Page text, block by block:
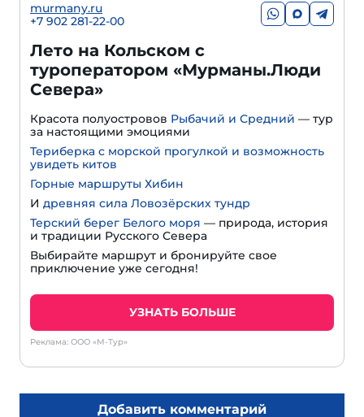
murmany.ru
+7 902 281-22-00
Лето на Кольском с
туроператором «Мурманы.Люди
Севера»
Красота полуостровов Рыбачий и Средний — тур
за настоящими эмоциями
Териберка с морской прогулкой и возможность
увидеть китов
Горные маршруты Хибин
И древняя сила Ловозёрских тундр
Терский берег Белого моря — природа, история
и традиции Русского Севера
Выбирайте маршрут и бронируйте свое
приключение уже сегодня!
УЗНАТЬ БОЛЬШЕ
Реклама: ООО «М-Тур»
Добавить комментарий